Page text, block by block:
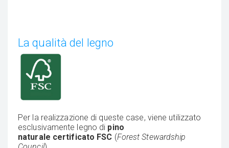
La qualità del legno
Per la realizzazione di queste case, viene utilizzato
esclusivamente legno di pino
naturale certificato FSC (Forest Stewardship